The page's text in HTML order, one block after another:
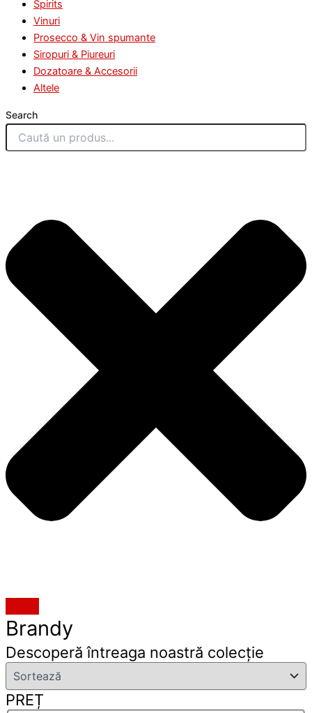
Spirits
Vinuri
Prosecco & Vin spumante
Siropuri & Piureuri
Dozatoare & Accesorii
Altele
Search
Brandy
Descoperă întreaga noastră colecție
PREȚ